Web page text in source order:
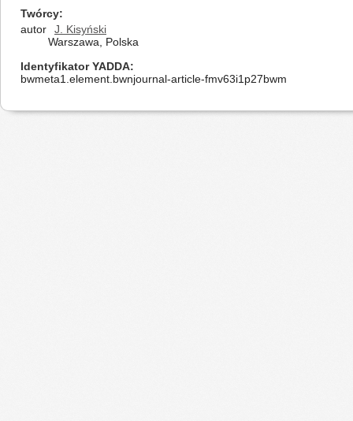
Twórcy
autor
J. Kisyński
Warszawa, Polska
Identyfikator YADDA
bwmeta1.element.bwnjournal-article-fmv63i1p27bwm